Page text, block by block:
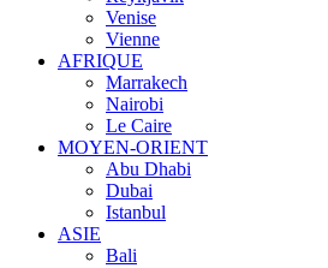
Venise
Vienne
AFRIQUE
Marrakech
Nairobi
Le Caire
MOYEN-ORIENT
Abu Dhabi
Dubai
Istanbul
ASIE
Bali